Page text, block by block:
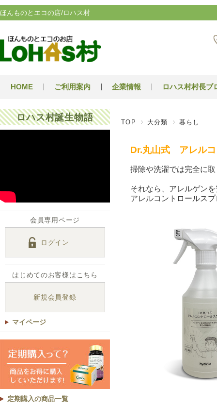
ほんものとエコの店/ロハス村
HOME ご利用案内 企業情報 ロハス村村長ブ
TOP 大分類 暮らし
Dr.丸山式 アレルコ
掃除や洗濯では完全に
それなら、アレルゲン
アレルコントロールス
ロハス村誕生物語
会員専用ページ
ログイン
はじめてのお客様はこちら
新規会員登録
マイページ
定期購入の商品一覧